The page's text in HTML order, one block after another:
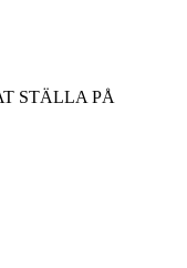
STÄLLA PÅ